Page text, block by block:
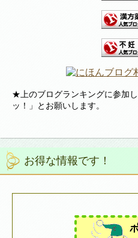
★上のブログランキングに参加
ッ！」とお願いします。
お得な情報です！